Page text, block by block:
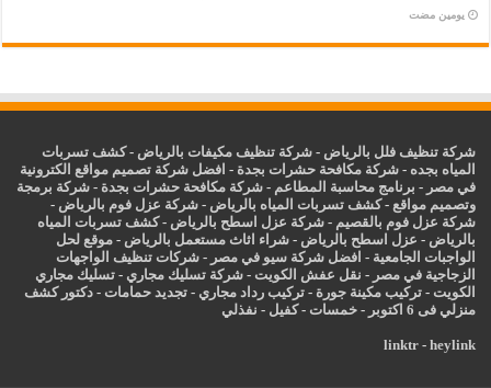
‏يومين مضت
شركة تنظيف فلل بالرياض -شركة تنظيف مكيفات بالرياض -كشف تسربات
المياه بجده -شركة مكافحة حشرات بجدة - افضل شركة تصميم مواقع الكترونية
في مصر - برنامج محاسبة المطاعم -شركة مكافحة حشرات بجدة -شركة برمجة
وتصميم مواقع -كشف تسربات المياه بالرياض -شركة عزل فوم بالرياض -
شركة عزل فوم بالقصيم -شركة عزل اسطح بالرياض -كشف تسربات المياه
بالرياض - عزل اسطح بالرياض -شراء اثاث مستعمل بالرياض - موقع لحل
الواجبات الجامعية - افضل شركة سيو في مصر -شركات تنظيف الواجهات
الزجاجية في مصر - نقل عفش الكويت -شركة تسليك مجاري -تسليك مجاري
الكويت -تركيب مكينة جورة -تركيب رداد مجاري -تجديد حمامات -دكتور كشف
منزلي فى 6 اكتوبر
-خمسات -كفيل - نفذلي
linktr- heylink